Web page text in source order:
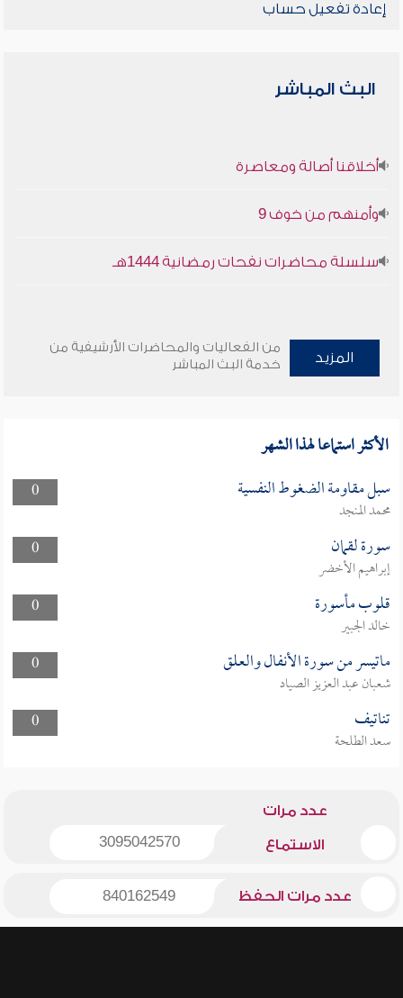
إعادة تفعيل حساب
البث المباشر
أخلاقنا أصالة ومعاصرة
وأمنهم من خوف 9
سلسلة محاضرات نفحات رمضانية 1444هـ
المزيد
من الفعاليات والمحاضرات الأرشيفية من
خدمة البث المباشر
الأكثر استماعا لهذا الشهر
0 سبل مقاومة الضغوط النفسية
محمد المنجد
0
سورة لقمان
إبراهيم الأخضر
0
قلوب مأسورة
خالد الجبير
0
ماتيسر من سورة الأنفال والعلق
شعبان عبد العزيز الصياد
0
تناتيف
سعد الطلحة
عدد مرات
الاستماع 3095042570
عدد مرات الحفظ 840162549